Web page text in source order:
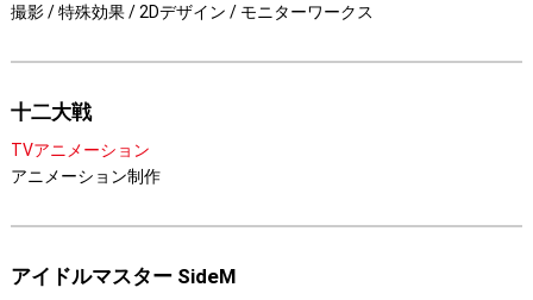
撮影 / 特殊効果 / 2Dデザイン / モニターワークス
十二大戦
TVアニメーション
アニメーション制作
アイドルマスター SideM